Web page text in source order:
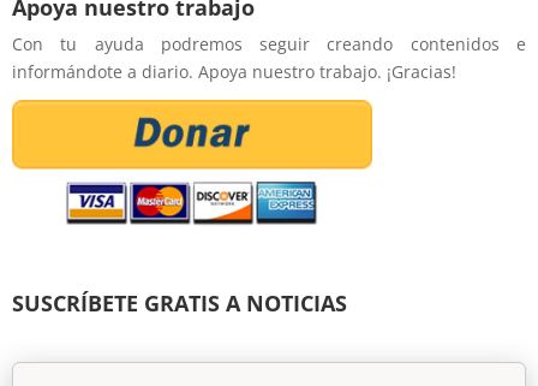
Apoya nuestro trabajo
Con tu ayuda podremos seguir creando contenidos e
informándote a diario. Apoya nuestro trabajo. ¡Gracias!
SUSCRÍBETE GRATIS A NOTICIAS